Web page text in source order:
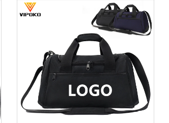
wycieczki i
wypoczynek na
otwartym powietrzu,
miękkie torebki ręczne
do biura, wodoodporne
torby typu tote z
poliestru